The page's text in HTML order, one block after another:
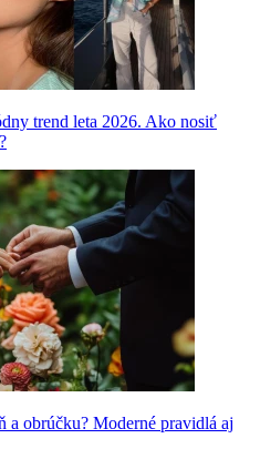
trend leta 2026. Ako nosiť
a obrúčku? Moderné pravidlá aj